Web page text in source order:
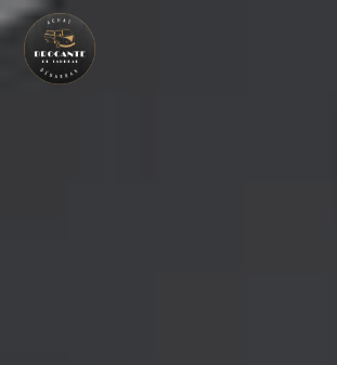
Panneau de gestion des cookies